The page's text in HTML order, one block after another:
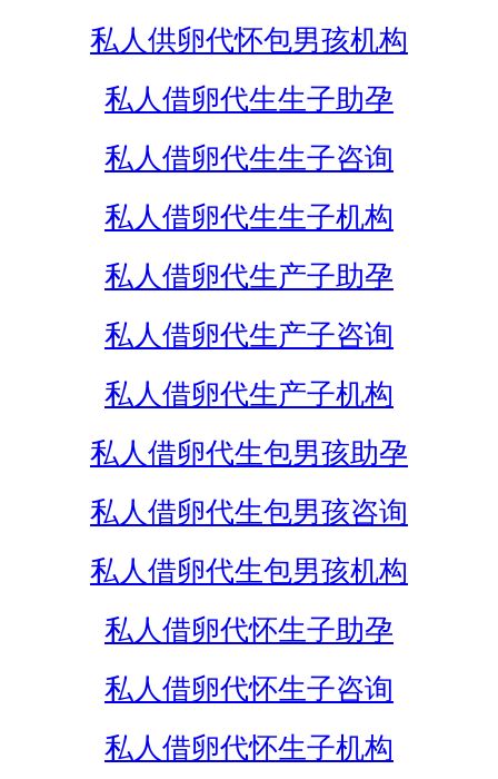
私人供卵代怀包男孩机构
私人借卵代生生子助孕
私人借卵代生生子咨询
私人借卵代生生子机构
私人借卵代生产子助孕
私人借卵代生产子咨询
私人借卵代生产子机构
私人借卵代生包男孩助孕
私人借卵代生包男孩咨询
私人借卵代生包男孩机构
私人借卵代怀生子助孕
私人借卵代怀生子咨询
私人借卵代怀生子机构